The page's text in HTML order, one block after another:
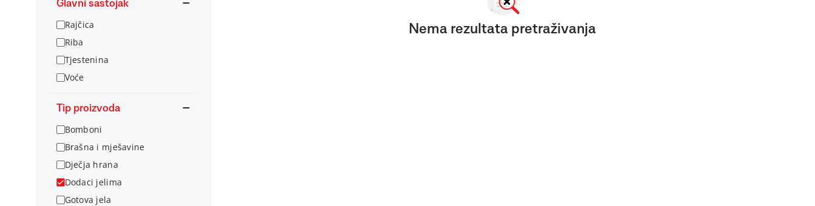
Glavni sastojak
Rajčica
Riba
Tjestenina
Voće
Tip proizvoda
Bomboni
Brašna i mješavine
Dječja hrana
Dodaci jelima
Gotova jela
Nema rezultata pretraživanja